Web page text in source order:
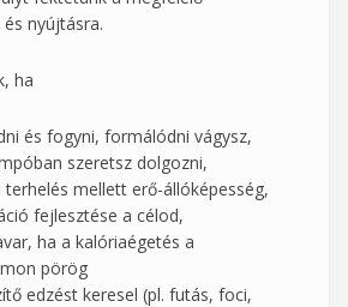
nyújtásra.
ha
és fogyni, formálódni vágysz,
szeretsz dolgozni,
terhelés mellett erő-állóképesség,
fejlesztése a célod,
ha a kalóriaégetés a
pörög
edzést keresel (pl. futás, foci,